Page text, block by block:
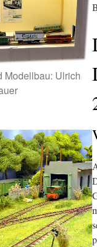
Modellbau: Ulrich